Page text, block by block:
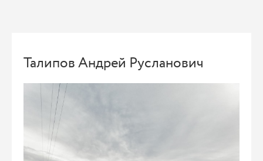
Талипов Андрей Русланович